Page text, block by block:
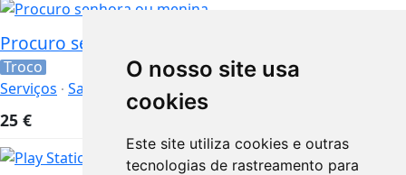
O nosso site usa
cookies
Este site utiliza cookies e outras
tecnologias de rastreamento para
Procuro senhora ou menina
Troco
Serviços Santarém
25 €